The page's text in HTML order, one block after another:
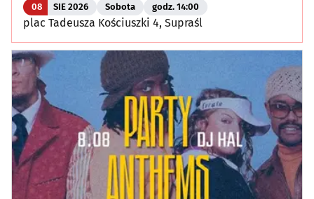
08 SIE 2026 Sobota godz. 14:00
plac Tadeusza Kościuszki 4, Supraśl